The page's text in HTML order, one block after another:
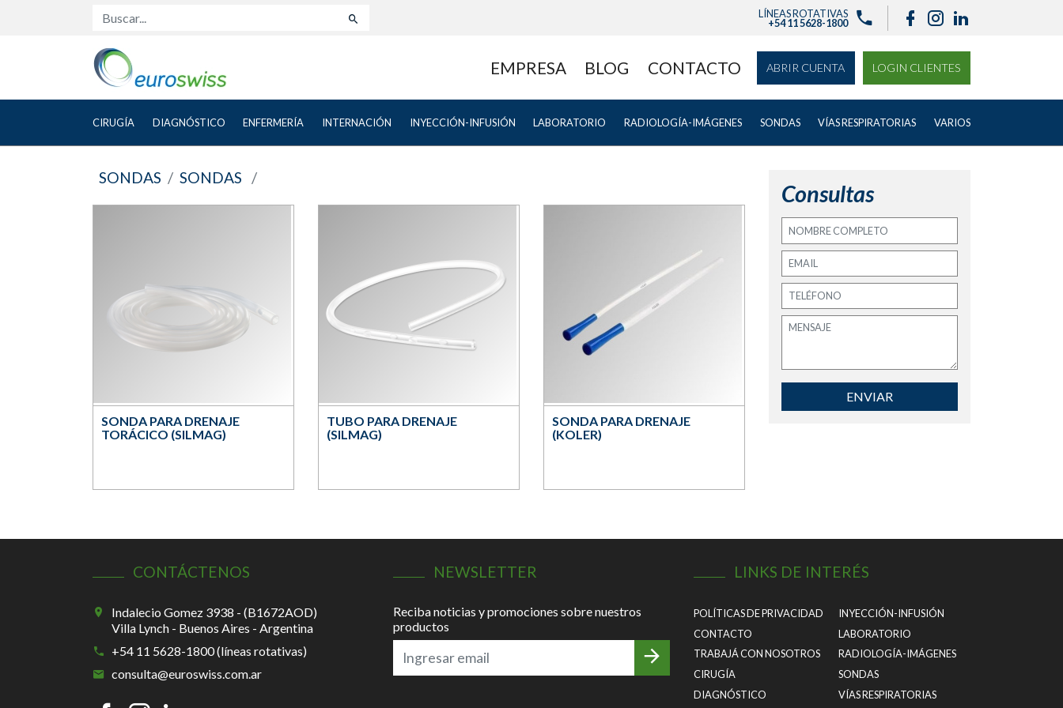
Buscar... LÍNEAS ROTATIVAS
+54 11 5628-1800
EMPRESA BLOG CONTACTO ABRIR CUENTA LOGIN CLIENTES
CIRUGÍA DIAGNÓSTICO ENFERMERÍA INTERNACIÓN INYECCIÓN-INFUSIÓN LABORATORIO RADIOLOGÍA-IMÁGENES SONDAS VÍAS RESPIRATORIAS VARIOS
SONDAS SONDAS
SONDA PARA DRENAJE
TORÁCICO (SILMAG)
TUBO PARA DRENAJE
(SILMAG)
SONDA PARA DRENAJE
(KOLER)
Consultas
ENVIAR
CONTÁCTENOS
Indalecio Gomez 3938 - (B1672AOD)
Villa Lynch - Buenos Aires - Argentina
+54 11 5628-1800 (líneas rotativas)
consulta@euroswiss.com.ar
NEWSLETTER
Reciba noticias y promociones sobre nuestros
productos
LINKS DE INTERÉS
POLÍTICAS DE PRIVACIDAD
CONTACTO
TRABAJÁ CON NOSOTROS
CIRUGÍA
DIAGNÓSTICO
INYECCIÓN-INFUSIÓN
LABORATORIO
RADIOLOGÍA-IMÁGENES
SONDAS
VÍAS RESPIRATORIAS